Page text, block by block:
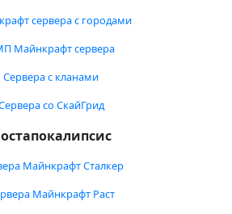
сервера с городами
Майнкрафт сервера
Сервера с кланами
со СкайГрид
Майнкрафт Сталкер
Майнкрафт Раст